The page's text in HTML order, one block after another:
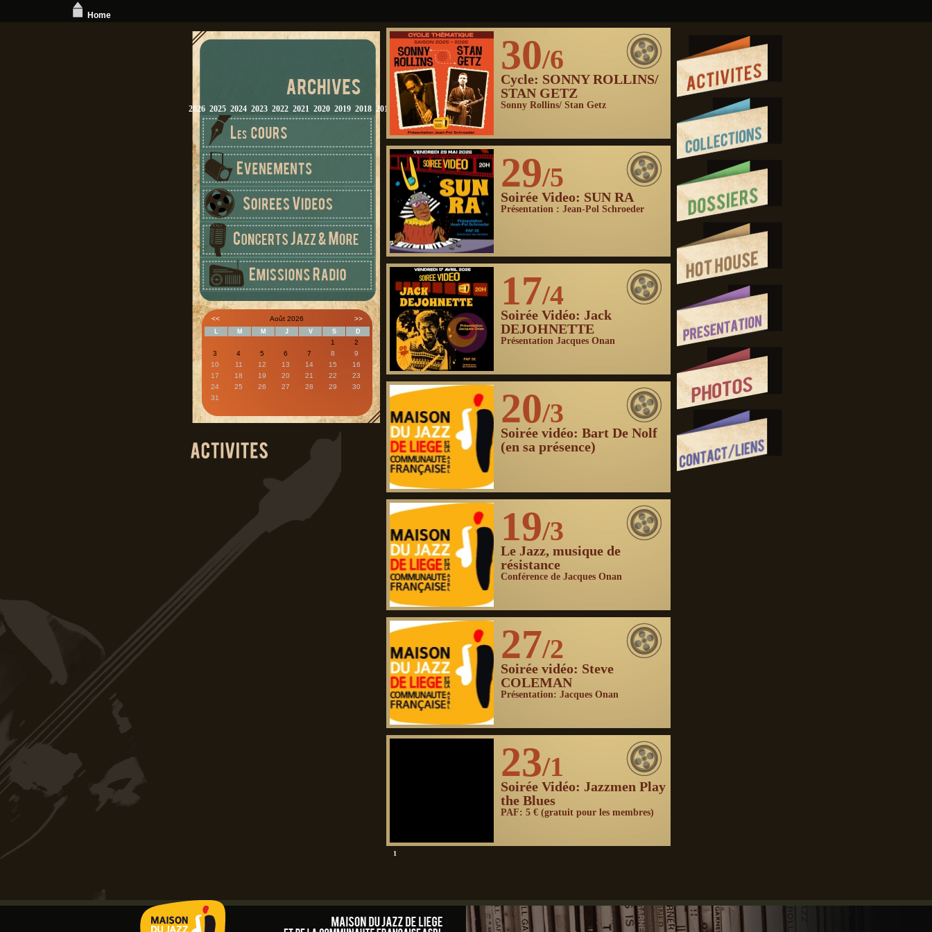
2026 2025 2024 2023 2022 2021 2020 2019 2018 2017 2016 2015 2014 2013 2012
<< Août 2026 >>
L M M J V S D
1
2
3
4 5 6 7 8
9
10
11 12 13 14 15
16
17
18 19 20 21 22
23
24
25 26 27 28 29
30
31
30/6
Cycle: SONNY ROLLINS/
STAN GETZ
Sonny Rollins/ Stan Getz
29/5
Soirée Video: SUN RA
Présentation : Jean-Pol Schroeder
17/4
Soirée Vidéo: Jack
DEJOHNETTE
Présentation Jacques Onan
20/3
Soirée vidéo: Bart De Nolf
(en sa présence)
19/3
Le Jazz, musique de
résistance
Conférence de Jacques Onan
27/2
Soirée vidéo: Steve
COLEMAN
Présentation: Jacques Onan
23/1
Soirée Vidéo: Jazzmen Play
the Blues
PAF: 5 € (gratuit pour les membres)
1
Home